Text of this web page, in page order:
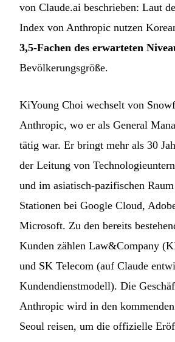
von Claude.ai beschrieben: Laut
Index von Anthropic nutzen
3,5-Fachen des erwarteten
Bevölkerungsgröße.
KiYoung Choi wechselt von
Anthropic, wo er als General
tätig war. Er bringt mehr als 30
der Leitung von
und im asiatisch-pazifischen
Stationen bei Google Cloud,
Microsoft. Zu den bereits
Kunden zählen Law&Company
und SK Telecom (auf Claude
Kundendienstmodell). Die
Anthropic wird in den
Seoul reisen, um die offizielle